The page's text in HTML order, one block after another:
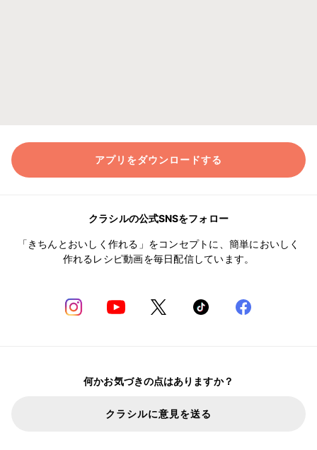
アプリをダウンロードする
クラシルの公式SNSをフォロー
「きちんとおいしく作れる」をコンセプトに、簡単においしく
作れるレシピ動画を毎日配信しています。
何かお気づきの点はありますか？
クラシルに意見を送る